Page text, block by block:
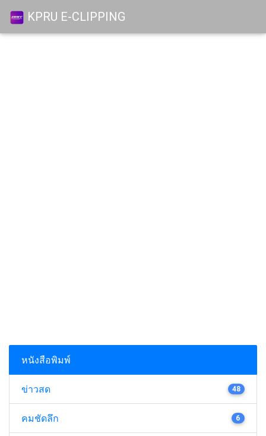
KPRU E-CLIPPING
หนังสือพิมพ์
ข่าวสด 48
คมชัดลึก 6